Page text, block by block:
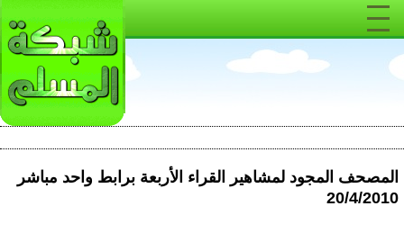
المصحف المجود لمشاهير القراء الأربعة برابط واحد مباشر
20/4/2010